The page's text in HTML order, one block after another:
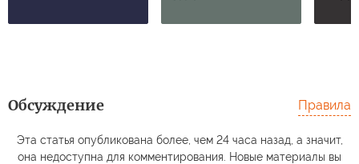
Обсуждение Правила
Эта статья опубликована более, чем 24 часа назад, а значит,
она недоступна для комментирования. Новые материалы вы